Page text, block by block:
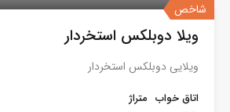
شاخص
ویلا دوبلکس استخردار
ویلایی دوبلکس استخردار
اتاق خواب متراژ